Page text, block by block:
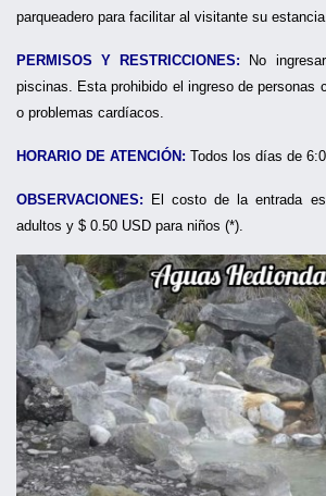
parqueadero para facilitar al visitante su
PERMISOS Y RESTRICCIONES: No
piscinas. Esta prohibido el ingreso de personas
o problemas cardíacos.
HORARIO DE ATENCIÓN: Todos los días de
OBSERVACIONES: El costo de la entrada
adultos y $ 0.50 USD para niños (*).